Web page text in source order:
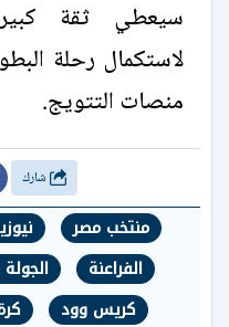
سيعطي ثقة
لاستكمال رحلة
منصات التتويج.
منتخب مصر
الفراعنة
الجولة
كريس وود